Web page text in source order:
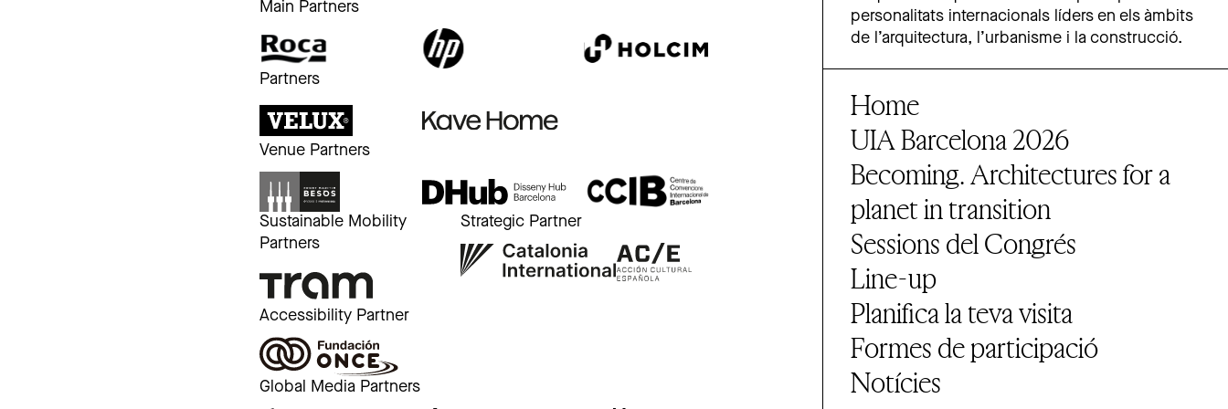
Main Partners
Partners
Venue Partners
Sustainable Mobility
Partners
Strategic Partner
Accessibility Partner
Global Media Partners
personalitats internacionals líders en els àmbits
de l’arquitectura, l’urbanisme i la construcció.
Home
UIA Barcelona 2026
Becoming. Architectures for a
planet in transition
Sessions del Congrés
Line-up
Planifica la teva visita
Formes de participació
Notícies